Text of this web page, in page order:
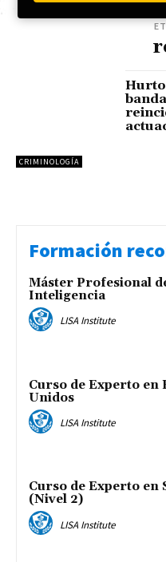
CRIMINOLOGÍA
Formación
Máster Profesional
Inteligencia
LISA Institute
Curso de Experto en
Unidos
LISA Institute
Curso de Experto en
(Nivel 2)
LISA Institute